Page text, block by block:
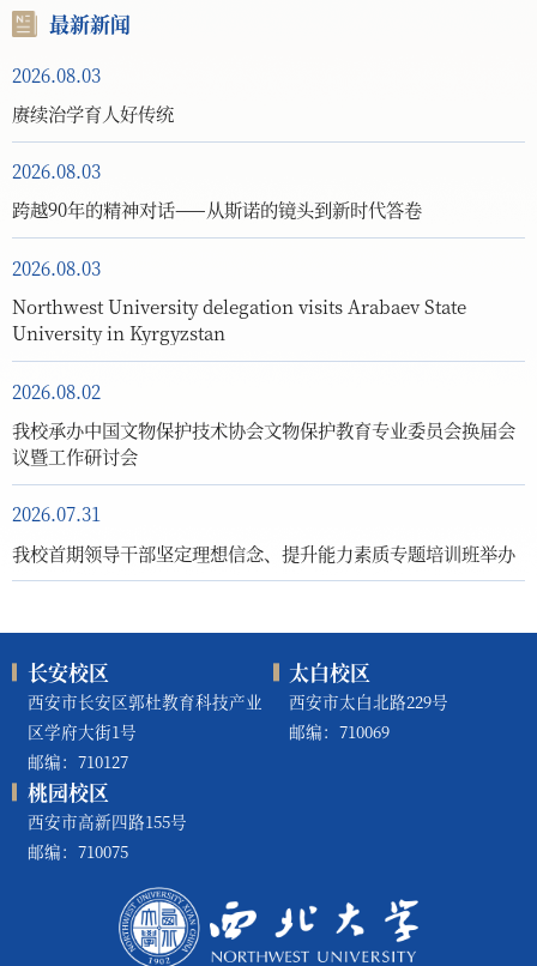
最新新闻
2026.08.03
赓续治学育人好传统
2026.08.03
跨越90年的精神对话——从斯诺的镜头到新时代答卷
2026.08.03
Northwest University delegation visits Arabaev State
University in Kyrgyzstan
2026.08.02
我校承办中国文物保护技术协会文物保护教育专业委员会换届会
议暨工作研讨会
2026.07.31
我校首期领导干部坚定理想信念、提升能力素质专题培训班举办
长安校区
西安市长安区郭杜教育科技产业
区学府大街1号
邮编：710127
太白校区
西安市太白北路229号
邮编：710069
桃园校区
西安市高新四路155号
邮编：710075